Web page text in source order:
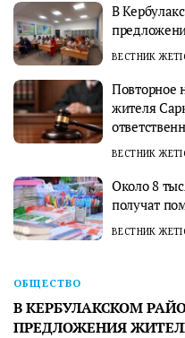
В
ВЕСТНИК
Повторное
жителя
ВЕСТНИК
Около 8
получат
ВЕСТНИК
ОБЩЕСТВО
В КЕРБУЛАКСКОМ
ПРЕДЛОЖЕНИЯ